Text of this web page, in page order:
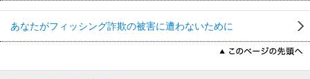
あなたがフィッシング詐欺の被害に遭わないために